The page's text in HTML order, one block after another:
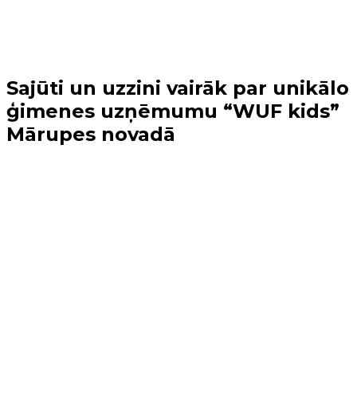
Sajūti un uzzini vairāk par unikālo
ģimenes uzņēmumu “WUF kids”
Mārupes novadā